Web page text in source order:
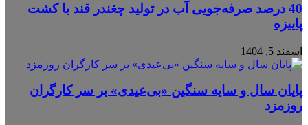
40 درصد صرفه‌جویی آب در تولید چغندر قند با کشت
پاییزه
اسفند 5, 1404
پایان سال و سایه سنگین «بی‌عیدی» بر سر کارگران
روزمزد